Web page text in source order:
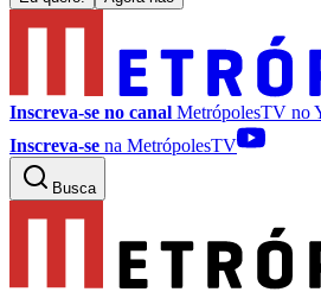
Inscreva-se no canal MetrópolesTV no
Inscreva-se na MetrópolesTV
Busca